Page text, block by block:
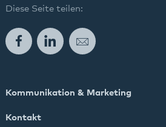
Diese Seite teilen:
FacebookLinkedInE-Mail
Kommunikation & Marketing
Kontakt